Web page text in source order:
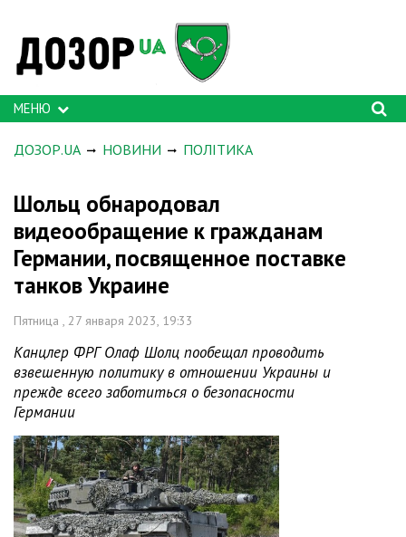
МЕНЮ
ДОЗОР.UA НОВИНИ ПОЛІТИКА
Шольц обнародовал
видеообращение к гражданам
Германии, посвященное поставке
танков Украине
Пятница , 27 января 2023, 19:33
Канцлер ФРГ Олаф Шолц пообещал проводить
взвешенную политику в отношении Украины и
прежде всего заботиться о безопасности
Германии